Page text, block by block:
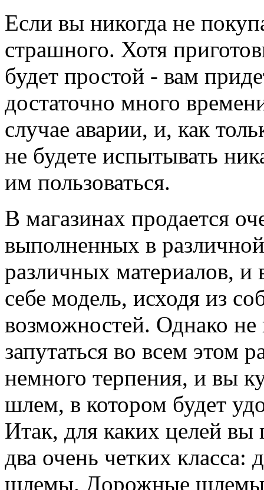
Если вы никогда не
страшного. Хотя
будет простой - вам
достаточно много
случае аварии, и, как
не будете испытывать
им пользоваться.
В магазинах продается
выполненных в
различных материалов, и
себе модель, исходя из
возможностей. Однако не
запутаться во всем этом
немного терпения, и вы
шлем, в котором будет
Итак, для каких целей
два очень четких
шлемы. Дорожные шлемы